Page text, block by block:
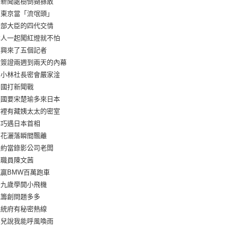
京當「流氓頭」
大臣的四代交情
一起闖紅燈就不怕
來了五個記者
證兩週到兩天的內幕
林社長密會嚴家淦
打新聞戰
要宋楚瑜多來日本
有藏姨太太的密室
遇日本首相
灑落瞬間飄離
當錄影公司老闆
員陳文茜
BMW百萬跑車
歲學開小飛機
創問題多多
府有秘密熱線
說我能呼風喚雨